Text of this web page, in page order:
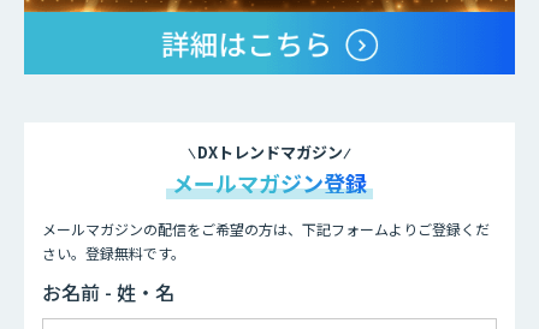
DXトレンドマガジン
メールマガジン登録
メールマガジンの配信をご希望の方は、下記フォームよりご登録くだ
さい。登録無料です。
お名前 - 姓・名